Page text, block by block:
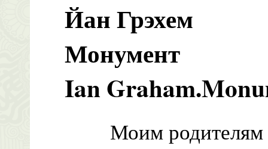
Йан Грэхем
Монумент
Ian
Моим родителям